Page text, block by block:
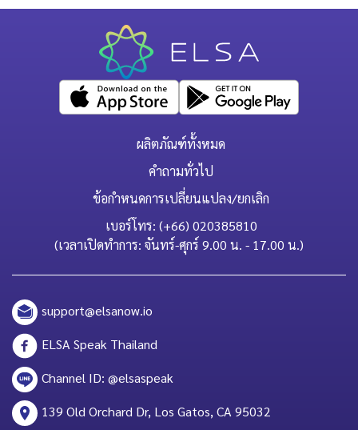
ผลิตภัณฑ์ทั้งหมด
คำถามทั่วไป
ข้อกำหนดการเปลี่ยนแปลง/ยกเลิก
เบอร์โทร: (+66) 020385810
(เวลาเปิดทำการ: จันทร์-ศุกร์ 9.00 น. - 17.00 น.)
support@elsanow.io
ELSA Speak Thailand
Channel ID: @elsaspeak
139 Old Orchard Dr, Los Gatos, CA 95032